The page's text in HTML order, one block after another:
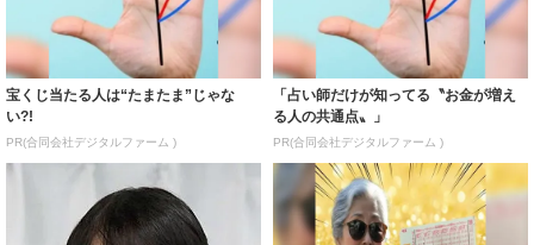
宝くじ当たる人は“たまたま”じゃな
い?!
PR(合同会社デジタルファーム )
「占い師だけが知ってる〝お金が増え
る人の共通点〟」
PR(合同会社デジタルファーム )